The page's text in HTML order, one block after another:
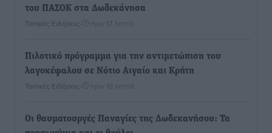
του ΠΑΣΟΚ στα Δωδεκάνησα
Τοπικές Ειδήσεις πριν 17 λεπτά
Πιλοτικό πρόγραμμα για την αντιμετώπιση του
λαγοκέφαλου σε Νότιο Αιγαίο και Κρήτη
Τοπικές Ειδήσεις πριν 19 λεπτά
Οι θαυματουργές Παναγίες της Δωδεκανήσου: Τα